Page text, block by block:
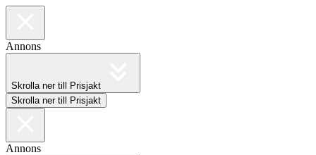
Annons
Skrolla ner till Prisjakt
Skrolla ner till Prisjakt
Annons